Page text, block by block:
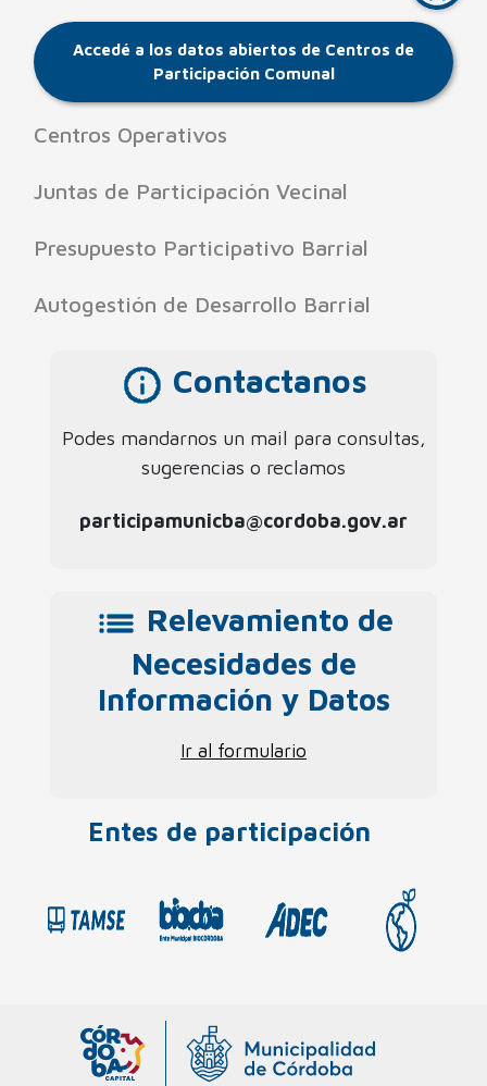
Accedé a los datos abiertos de Centros de
Participación Comunal
Centros Operativos
Juntas de Participación Vecinal
Presupuesto Participativo Barrial
Autogestión de Desarrollo Barrial
Contactanos
Podes mandarnos un mail para consultas,
sugerencias o reclamos
participamunicba@cordoba.gov.ar
Relevamiento de
Necesidades de
Información y Datos
Ir al formulario
Entes de participación